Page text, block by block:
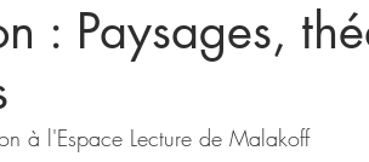
: Paysages,
à l'Espace Lecture de Malakoff